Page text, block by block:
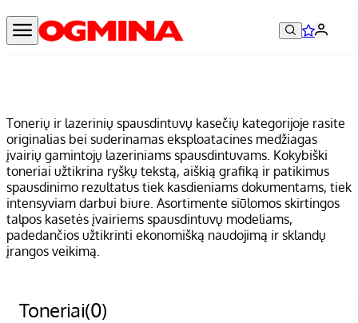
Tonerių ir lazerinių spausdintuvų kasečių kategorijoje rasite
originalias bei suderinamas eksploatacines medžiagas
įvairių gamintojų lazeriniams spausdintuvams. Kokybiški
toneriai užtikrina ryškų tekstą, aiškią grafiką ir patikimus
spausdinimo rezultatus tiek kasdieniams dokumentams, tiek
intensyviam darbui biure. Asortimente siūlomos skirtingos
talpos kasetės įvairiems spausdintuvų modeliams,
padedančios užtikrinti ekonomišką naudojimą ir sklandų
įrangos veikimą.
Toneriai(0)